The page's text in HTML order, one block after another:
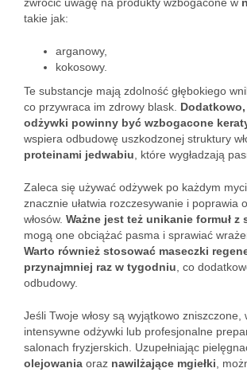
takie jak:
arganowy,
kokosowy.
Te substancje mają zdolność głębokiego
co przywraca im zdrowy blask.
odżywki powinny być wzbogacone
wspiera odbudowę uszkodzonej struktury
proteinami jedwabiu , które wygładzają
Zaleca się używać odżywek po każdym
znacznie ułatwia rozczesywanie i poprawia
włosów. Ważne jest też unikanie formuł z
mogą one obciążać pasma i sprawiać
Warto również stosować maseczki
przynajmniej raz w tygodniu , co
odbudowy.
Jeśli Twoje włosy są wyjątkowo
intensywne odżywki lub profesjonalne
salonach fryzjerskich. Uzupełniając
olejowania oraz nawilżające mgiełki ,